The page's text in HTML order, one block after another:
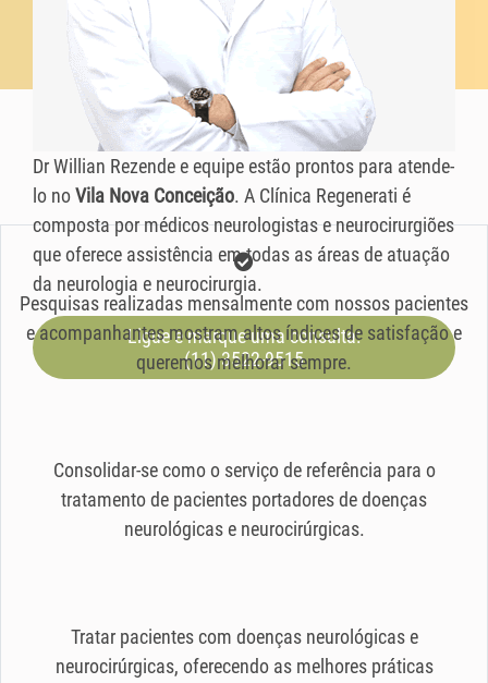
Dr Willian Rezende e equipe estão prontos para atende-
lo noVila Nova Conceição. A Clínica Regenerati é
composta por médicos neurologistas e neurocirurgiões
que oferece assistência em todas as áreas de atuação
da neurologia e neurocirurgia.
Ligue e marque uma consulta:
(11) 3522-9515
Pesquisas realizadas mensalmente com nossos pacientes
e acompanhantes mostram altos índices de satisfação e
queremos melhorar sempre.
Consolidar-se como o serviço de referência para o
tratamento de pacientes portadores de doenças
neurológicas e neurocirúrgicas.
Tratar pacientes com doenças neurológicas e
neurocirúrgicas, oferecendo as melhores práticas